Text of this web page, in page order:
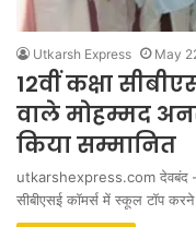
Utkarsh Express May
12वीं कक्षा
वाले मोहम्मद
किया सम्मानित
utkarshexpress.com देवबंद —
सीबीएसई कॉमर्स में स्कूल टॉप